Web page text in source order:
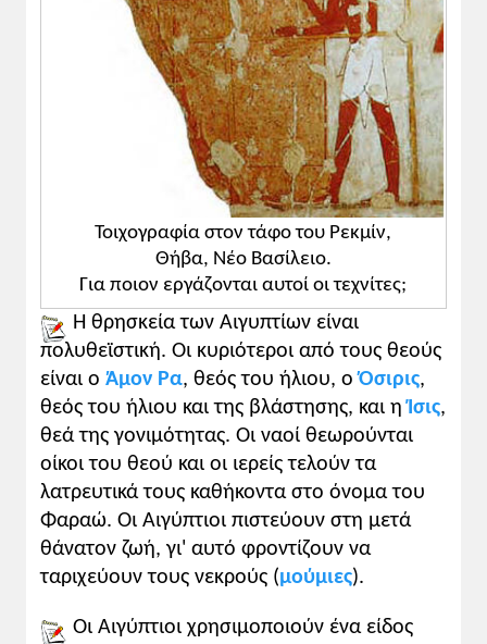
Τοιχογραφία στον τάφο του Ρεκμίν,
Θήβα, Νέο Βασίλειο.
Για ποιον εργάζονται αυτοί οι τεχνίτες;
Η θρησκεία των Αιγυπτίων είναι
πολυθεϊστική. Οι κυριότεροι από τους θεούς
είναι ο Άμον Ρα, θεός του ήλιου, οΌσιρις,
θεός του ήλιου και της βλάστησης, και ηΊσις,
θεά της γονιμότητας. Οι ναοί θεωρούνται
οίκοι του θεού και οι ιερείς τελούν τα
λατρευτικά τους καθήκοντα στο όνομα του
Φαραώ. Οι Αιγύπτιοι πιστεύουν στη μετά
θάνατον ζωή, γι' αυτό φροντίζουν να
ταριχεύουν τους νεκρούς (μούμιες).
Οι Αιγύπτιοι χρησιμοποιούν ένα είδος